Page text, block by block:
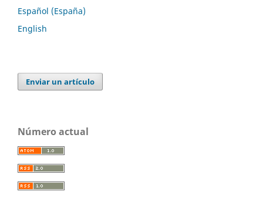
Español (España)
English
Enviar un artículo
Número actual